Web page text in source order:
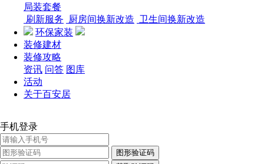
局装套餐
刷新服务
厨房间换新改造 卫生间换新改造
环保家装
装修建材
装修攻略
资讯 问答 图库
活动
关于百安居
手机登录
图形验证码